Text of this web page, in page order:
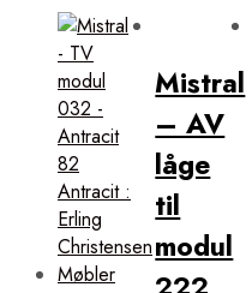
Mistral
– AV
låge
til
modul